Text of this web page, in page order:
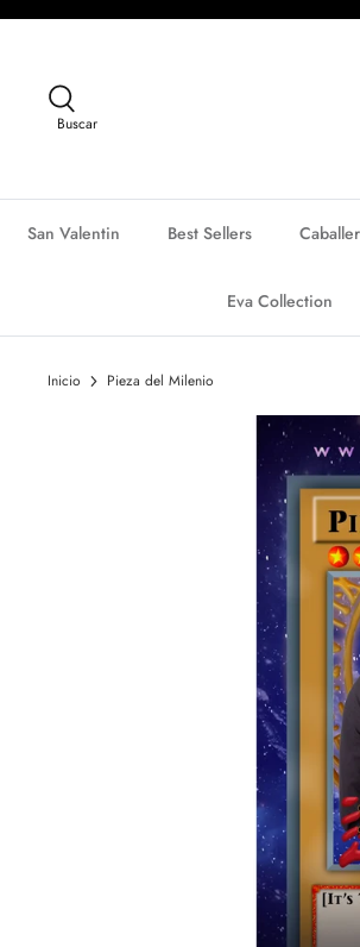
Buscar
San Valentin Best Sellers
Eva Collection
Inicio Pieza del Milenio